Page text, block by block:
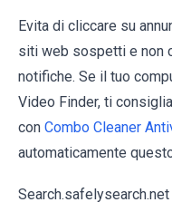
Evita di cliccare su
siti web sospetti e non
notifiche. Se il tuo
Video Finder, ti
con Combo Cleaner
automaticamente
Search.safelysearch.net